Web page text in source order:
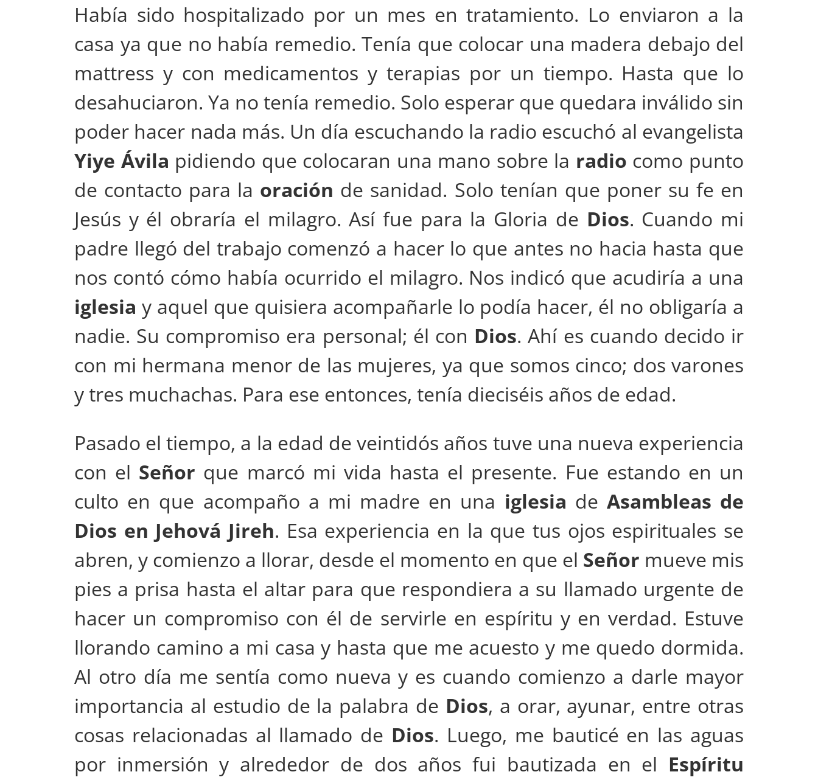
Había sido hospitalizado por un mes en tratamiento. Lo enviaron a la
casa ya que no había remedio. Tenía que colocar una madera debajo del
mattress y con medicamentos y terapias por un tiempo. Hasta que lo
desahuciaron. Ya no tenía remedio. Solo esperar que quedara inválido sin
poder hacer nada más. Un día escuchando la radio escuchó al evangelista
Yiye Ávila pidiendo que colocaran una mano sobre la radio como punto
de contacto para la oración de sanidad. Solo tenían que poner su fe en
Jesús y él obraría el milagro. Así fue para la Gloria de Dios. Cuando mi
padre llegó del trabajo comenzó a hacer lo que antes no hacia hasta que
nos contó cómo había ocurrido el milagro. Nos indicó que acudiría a una
iglesia y aquel que quisiera acompañarle lo podía hacer, él no obligaría a
nadie. Su compromiso era personal; él con Dios. Ahí es cuando decido ir
con mi hermana menor de las mujeres, ya que somos cinco; dos varones
y tres muchachas. Para ese entonces, tenía dieciséis años de edad.
Pasado el tiempo, a la edad de veintidós años tuve una nueva experiencia
con el Señor que marcó mi vida hasta el presente. Fue estando en un
culto en que acompaño a mi madre en una iglesia de Asambleas de
Dios en Jehová Jireh. Esa experiencia en la que tus ojos espirituales se
abren, y comienzo a llorar, desde el momento en que el Señor mueve mis
pies a prisa hasta el altar para que respondiera a su llamado urgente de
hacer un compromiso con él de servirle en espíritu y en verdad. Estuve
llorando camino a mi casa y hasta que me acuesto y me quedo dormida.
Al otro día me sentía como nueva y es cuando comienzo a darle mayor
importancia al estudio de la palabra de Dios, a orar, ayunar, entre otras
cosas relacionadas al llamado de Dios. Luego, me bauticé en las aguas
por inmersión y alrededor de dos años fui bautizada en el Espíritu